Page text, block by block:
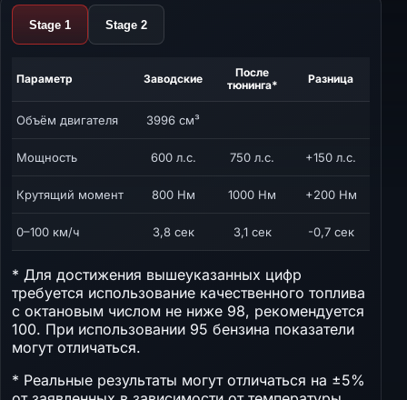
Stage 1 Stage 2
Параметр Заводские
После
тюнинга*
Разница
Объём двигателя 3996 см³
Мощность 600 л.с. 750 л.с. +150 л.с.
Крутящий момент 800 Нм 1000 Нм +200 Нм
0–100 км/ч 3,8 сек 3,1 сек -0,7 сек
* Для достижения вышеуказанных цифр
требуется использование качественного топлива
с октановым числом не ниже 98, рекомендуется
100. При использовании 95 бензина показатели
могут отличаться.
* Реальные результаты могут отличаться на ±5%